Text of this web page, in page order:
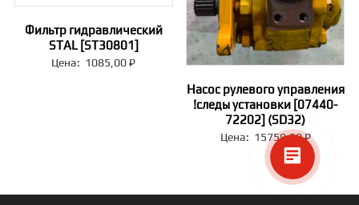
Фильтр гидравлический
STAL [ST30801]
Цена: 1085,00₽
Насос рулевого управления
!следы установки [07440-
72202] (SD32)
Цена: 15759,00₽